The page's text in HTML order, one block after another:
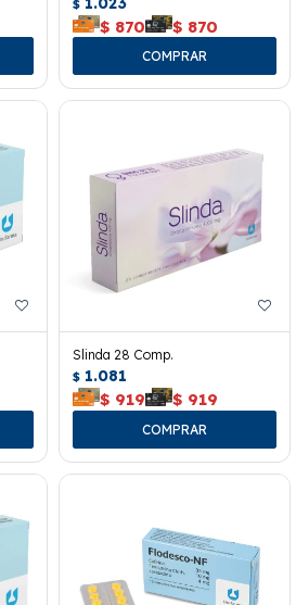
$
$ 870 $ 870
Slinda 28 Comp.
$ 1.081
$ 919 $ 919